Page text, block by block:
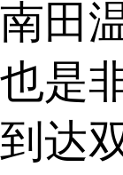
南田
也是
到达